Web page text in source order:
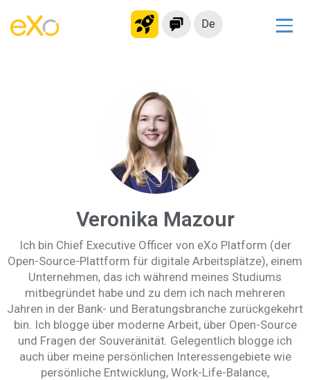
De
kollaborationsplattform
Wissensmanagement
Bewerbungsportal
Migration zur eXo Platform
Produkt
Plattform-Übersicht
Warum eXo
Internationalisierung
Mobil
Kein Code
Integrationen
Kontrollierte KI
Veronika Mazour
Ich bin Chief Executive Officer von eXo Platform (der
Open-Source-Plattform für digitale Arbeitsplätze), einem
Unternehmen, das ich während meines Studiums
mitbegründet habe und zu dem ich nach mehreren
Jahren in der Bank- und Beratungsbranche zurückgekehrt
bin. Ich blogge über moderne Arbeit, über Open-Source
und Fragen der Souveränität. Gelegentlich blogge ich
auch über meine persönlichen Interessengebiete wie
persönliche Entwicklung, Work-Life-Balance,